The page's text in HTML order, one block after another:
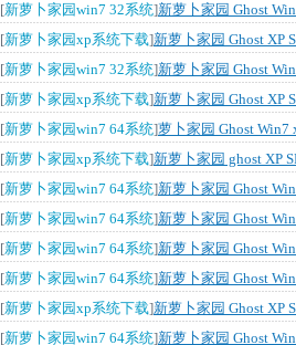
[新萝卜家园win7 32系统]新萝卜家园 Ghost
[新萝卜家园xp系统下载]新萝卜家园 Ghost XP
[新萝卜家园win7 32系统]新萝卜家园 Ghost
[新萝卜家园xp系统下载]新萝卜家园 Ghost XP
[新萝卜家园win7 64系统]萝卜家园 Ghost Win7
[新萝卜家园xp系统下载]新萝卜家园 ghost XP
[新萝卜家园win7 64系统]新萝卜家园 Ghost
[新萝卜家园win7 64系统]新萝卜家园 Ghost
[新萝卜家园win7 64系统]新萝卜家园 Ghost
[新萝卜家园win7 64系统]新萝卜家园 Ghost
[新萝卜家园xp系统下载]新萝卜家园 Ghost XP
[新萝卜家园win7 64系统]新萝卜家园 Ghost